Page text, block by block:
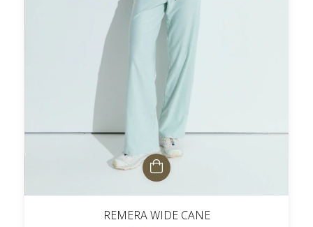
REMERA WIDE CANE